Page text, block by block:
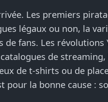
Les premiers
légaux ou non, la
de fans. Les révolutions
de
de t-shirts ou de
pour la bonne cause :